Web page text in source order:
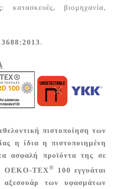
: κατασκευές, βιομηχανία,
.
πιστοποίηση των
η ίδια η πιστοποιημένη
ασφαλή προϊόντα της σε
OEKO-TEX® 100 εγγυάται
των υφασμάτων